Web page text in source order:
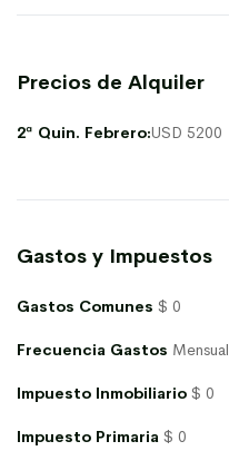
Precios de Alquiler
2ª Quin. Febrero:USD 5200
Gastos y Impuestos
Gastos Comunes $ 0
Frecuencia Gastos Mensual
Impuesto Inmobiliario $ 0
Impuesto Primaria $ 0